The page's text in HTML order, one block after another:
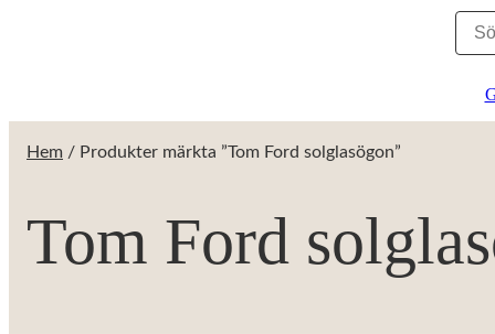
Hem / Produkter märkta ”Tom Ford solglasögon”
Tom Ford